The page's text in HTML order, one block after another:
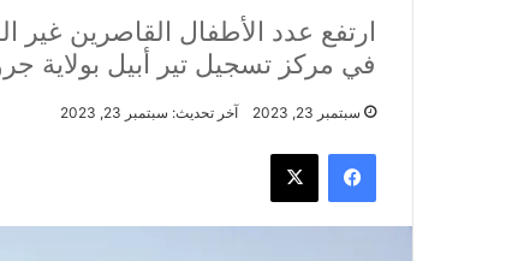
ارتفع عدد الأطفال القاصرين غير
في مركز تسجيل تير أبيل بولاية
سبتمبر 23, 2023 آخر تحديث: سبتمبر 23, 2023
فيسبوك ‫X